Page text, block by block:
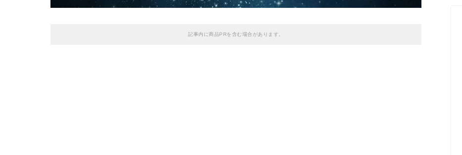
記事内に商品PRを含む場合があります。